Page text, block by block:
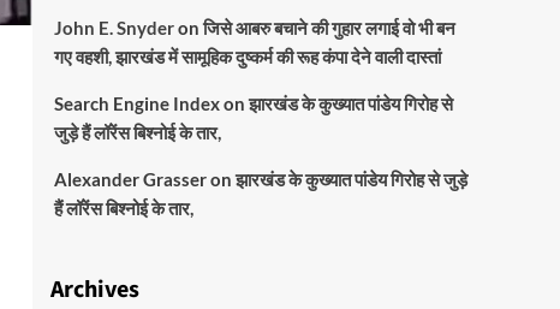
John E. Snyderonजिसे आबरु बचाने की गुहार लगाई वो भी बन
गए वहशी, झारखंड में सामूहिक दुष्कर्म की रूह कंपा देने वाली दास्तां
Search Engine Indexonझारखंड के कुख्यात पांडेय गिरोह से
जुड़े हैं लॉरेंस बिश्नोई के तार,
Alexander Grasseronझारखंड के कुख्यात पांडेय गिरोह से जुड़े
हैं लॉरेंस बिश्नोई के तार,
Archives